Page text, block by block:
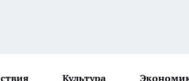
Культура